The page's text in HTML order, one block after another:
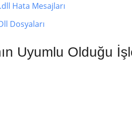
Hata Mesajları
Dosyaları
Uyumlu Olduğu